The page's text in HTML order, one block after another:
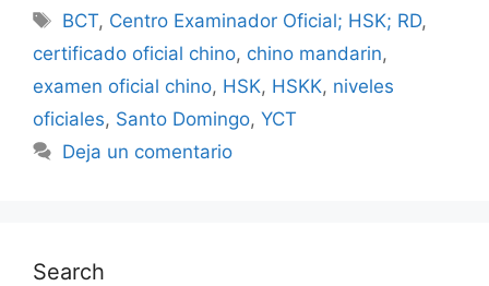
BCT, Centro Examinador Oficial; HSK; RD,
certificado oficial chino, chino mandarin,
examen oficial chino, HSK, HSKK, niveles
oficiales, Santo Domingo, YCT
Deja un comentario
Search